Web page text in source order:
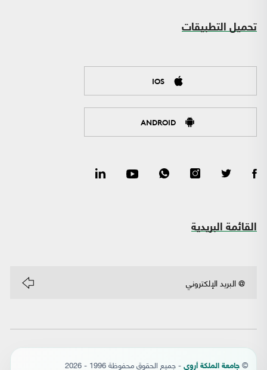
تحميل التطبيقات
IOS
ANDROID
القائمة البريدية
© جامعة الملكة أروى - جميع الحقوق محفوظة 1996 - 2026